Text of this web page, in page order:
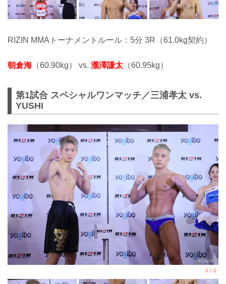
RIZIN MMAトーナメントルール：5分 3R（61.0kg契約）
朝倉海（60.90kg） vs. 瀧澤謙太 （60.95kg）
第1試合 スペシャルワンマッチ／三浦孝太 vs.
YUSHI